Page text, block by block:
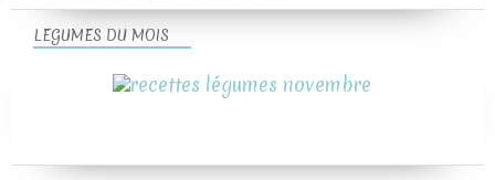
LEGUMES DU MOIS